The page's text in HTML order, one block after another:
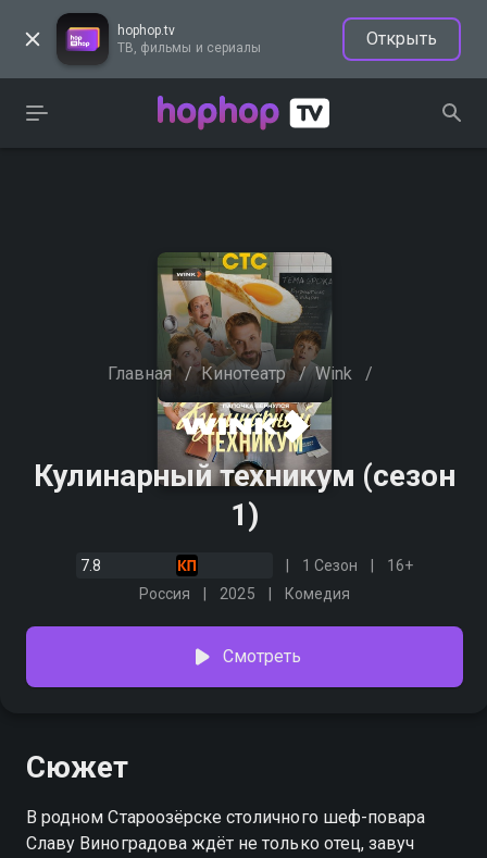
hophop.tv
ТВ, фильмы и сериалы
Открыть
Главная / Кинотеатр / Wink /
Кулинарный техникум (сезон
1)
7.8 1 Сезон
16+
Россия
2025 Комедия
Смотреть
Сюжет
В родном Староозёрске столичного шеф-повара
Славу Виноградова ждёт не только отец, завуч